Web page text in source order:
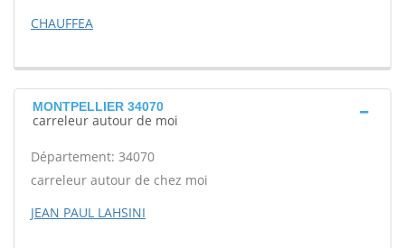
CHAUFFEA
MONTPELLIER 34070
carreleur autour de moi
Département: 34070
carreleur autour de chez moi
JEAN PAUL LAHSINI